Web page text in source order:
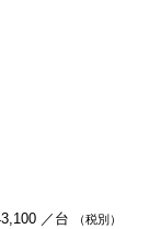
／台 （税別）